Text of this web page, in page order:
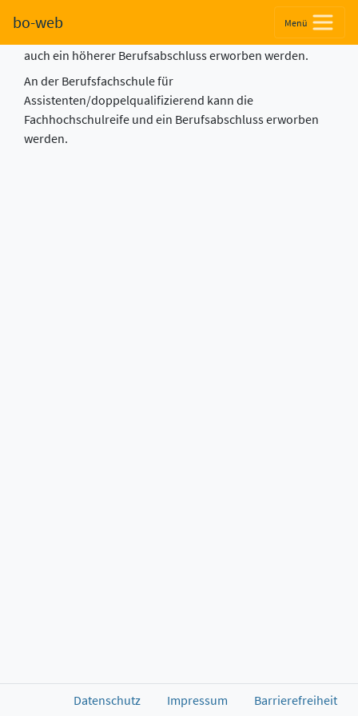
bo-web Menü
Fachhochschulreife + Berufsabschluss
An Fachschulen kann sowohl die Fachhochschulreife als
auch ein höherer Berufsabschluss erworben werden.
An der Berufsfachschule für
Assistenten/doppelqualifizierend kann die
Fachhochschulreife und ein Berufsabschluss erworben
werden.
Datenschutz Impressum Barrierefreiheit